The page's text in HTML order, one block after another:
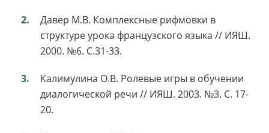
Давер М.В. Комплексные рифмовки в
структуре урока французского языка // ИЯШ.
2000. №6. С.31-33.
Калимулина О.В. Ролевые игры в обучении
диалогической речи // ИЯШ. 2003. №3. С. 17-
20.